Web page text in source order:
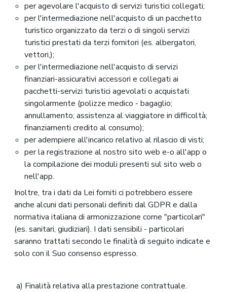
per agevolare l'acquisto di servizi turistici collegati;
per l'intermediazione nell'acquisto di un pacchetto
turistico organizzato da terzi o di singoli servizi
turistici prestati da terzi fornitori (es. albergatori,
vettori,);
per l'intermediazione nell'acquisto di servizi
finanziari-assicurativi accessori e collegati ai
pacchetti-servizi turistici agevolati o acquistati
singolarmente (polizze medico - bagaglio;
annullamento; assistenza al viaggiatore in difficoltà;
finanziamenti credito al consumo);
per adempiere all'incarico relativo al rilascio di visti;
per la registrazione al nostro sito web e-o all'app o
la compilazione dei moduli presenti sul sito web o
nell'app.
Inoltre, tra i dati da Lei forniti ci potrebbero essere
anche alcuni dati personali definiti dal GDPR e dalla
normativa italiana di armonizzazione come "particolari"
(es. sanitari, giudiziari). I dati sensibili - particolari
saranno trattati secondo le finalità di seguito indicate e
solo con il Suo consenso espresso.
a) Finalità relativa alla prestazione contrattuale.